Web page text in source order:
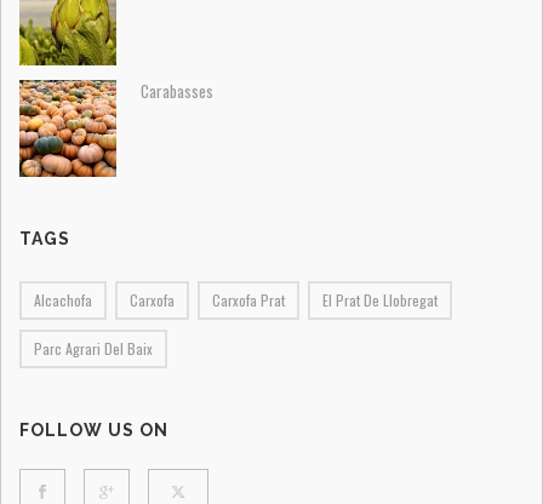
Carabasses
TAGS
Alcachofa Carxofa Carxofa Prat El Prat De Llobregat
Parc Agrari Del Baix
FOLLOW US ON